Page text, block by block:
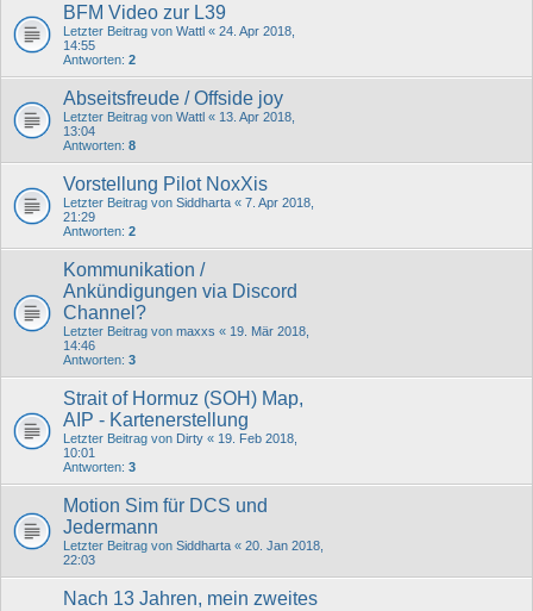
BFM Video zur L39
Letzter Beitrag von Wattl « 24. Apr 2018,
14:55
Antworten: 2
Abseitsfreude / Offside joy
Letzter Beitrag von Wattl « 13. Apr 2018,
13:04
Antworten: 8
Vorstellung Pilot NoxXis
Letzter Beitrag von Siddharta « 7. Apr 2018,
21:29
Antworten: 2
Kommunikation /
Ankündigungen via Discord
Channel?
Letzter Beitrag von maxxs « 19. Mär 2018,
14:46
Antworten: 3
Strait of Hormuz (SOH) Map,
AIP - Kartenerstellung
Letzter Beitrag von Dirty « 19. Feb 2018,
10:01
Antworten: 3
Motion Sim für DCS und
Jedermann
Letzter Beitrag von Siddharta « 20. Jan 2018,
22:03
Nach 13 Jahren, mein zweites